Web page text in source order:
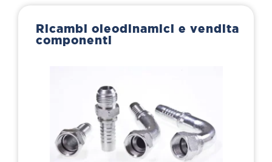
Ricambi oleodinamici e vendita
componenti